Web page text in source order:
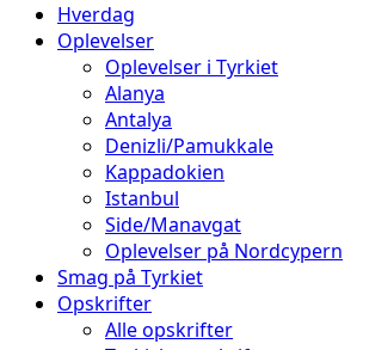
Hverdag
Oplevelser
Oplevelser i Tyrkiet
Alanya
Antalya
Denizli/Pamukkale
Kappadokien
Istanbul
Side/Manavgat
Oplevelser på Nordcypern
Smag på Tyrkiet
Opskrifter
Alle opskrifter